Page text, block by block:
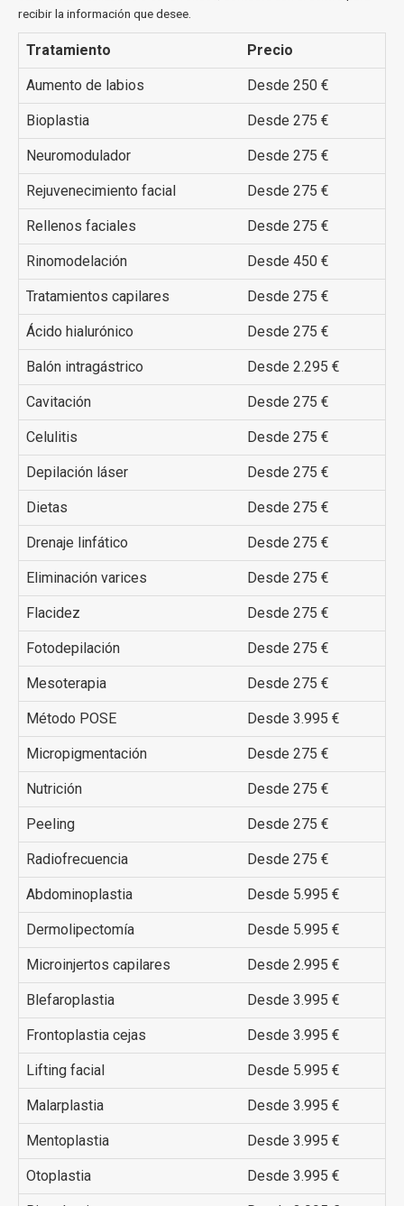
recibir la información que desee.
Tratamiento Precio
Aumento de labios Desde 250 €
Bioplastia Desde 275 €
Neuromodulador Desde 275 €
Rejuvenecimiento facial Desde 275 €
Rellenos faciales Desde 275 €
Rinomodelación Desde 450 €
Tratamientos capilares Desde 275 €
Ácido hialurónico Desde 275 €
Balón intragástrico Desde 2.295 €
Cavitación Desde 275 €
Celulitis Desde 275 €
Depilación láser Desde 275 €
Dietas Desde 275 €
Drenaje linfático Desde 275 €
Eliminación varices Desde 275 €
Flacidez Desde 275 €
Fotodepilación Desde 275 €
Mesoterapia Desde 275 €
Método POSE Desde 3.995 €
Micropigmentación Desde 275 €
Nutrición Desde 275 €
Peeling Desde 275 €
Radiofrecuencia Desde 275 €
Abdominoplastia Desde 5.995 €
Dermolipectomía Desde 5.995 €
Microinjertos capilares Desde 2.995 €
Blefaroplastia Desde 3.995 €
Frontoplastia cejas Desde 3.995 €
Lifting facial Desde 5.995 €
Malarplastia Desde 3.995 €
Mentoplastia Desde 3.995 €
Otoplastia Desde 3.995 €